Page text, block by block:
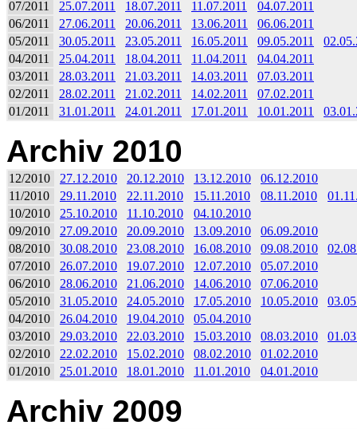
07/2011 25.07.2011 18.07.2011 11.07.2011
04.07.2011
06/2011
27.06.2011 20.06.2011 13.06.2011
06.06.2011
05/2011
30.05.2011 23.05.2011 16.05.2011 09.05.2011
04/2011
25.04.2011 18.04.2011 11.04.2011
04.04.2011
03/2011
28.03.2011 21.03.2011 14.03.2011
07.03.2011
02/2011
28.02.2011 21.02.2011 14.02.2011
07.02.2011
01/2011
31.01.2011 24.01.2011 17.01.2011 10.01.2011
Archiv 2010
12/2010 27.12.2010 20.12.2010 13.12.2010
06.12.2010
11/2010
29.11.2010 22.11.2010 15.11.2010 08.11.2010
10/2010
25.10.2010 11.10.2010
04.10.2010
09/2010
27.09.2010 20.09.2010 13.09.2010
06.09.2010
08/2010
30.08.2010 23.08.2010 16.08.2010 09.08.2010
07/2010
26.07.2010 19.07.2010 12.07.2010
05.07.2010
06/2010
28.06.2010 21.06.2010 14.06.2010
07.06.2010
05/2010
31.05.2010 24.05.2010 17.05.2010 10.05.2010
04/2010
26.04.2010 19.04.2010
05.04.2010
03/2010
29.03.2010 22.03.2010 15.03.2010 08.03.2010
02/2010
22.02.2010 15.02.2010 08.02.2010
01.02.2010
01/2010
25.01.2010 18.01.2010 11.01.2010 04.01.2010
Archiv 2009